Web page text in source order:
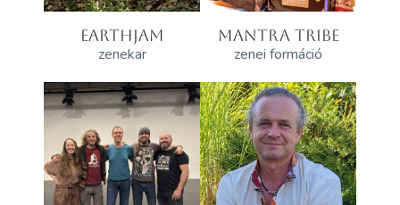
EARTHJAM
zenekar
MANTRA TRIBE
zenei formáció